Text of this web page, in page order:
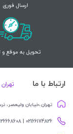
ارسال فوری
تحویل به موقع و
ارتباط با ما تهران
تهران،خیابان ولیعصر،
02166174826 | 09126668608